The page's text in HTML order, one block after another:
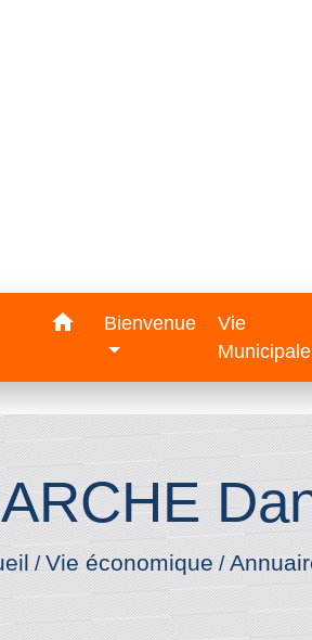
home Bienvenue
Vie
/Vie économique/